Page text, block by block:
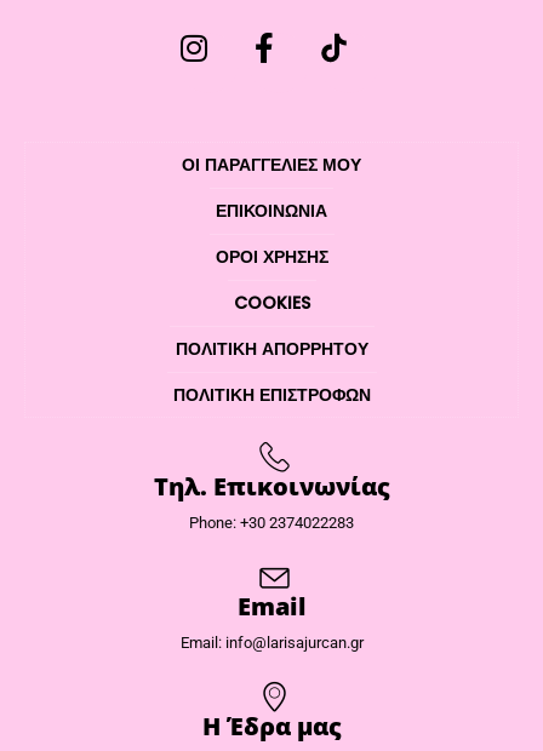
ΟΙ ΠΑΡΑΓΓΕΛΙΕΣ ΜΟΥ
ΕΠΙΚΟΙΝΩΝΊΑ
ΌΡΟΙ ΧΡΉΣΗΣ
COOKIES
ΠΟΛΙΤΙΚΉ ΑΠΟΡΡΉΤΟΥ
ΠΟΛΙΤΙΚΉ ΕΠΙΣΤΡΟΦΏΝ
Τηλ. Επικοινωνίας
Phone: +30 2374022283
Email
Email: info@larisajurcan.gr
Η Έδρα μας​